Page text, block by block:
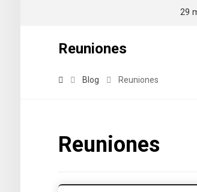
29
Reuniones
Blog Reuniones
Reuniones